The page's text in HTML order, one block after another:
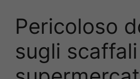
Pericoloso
sugli